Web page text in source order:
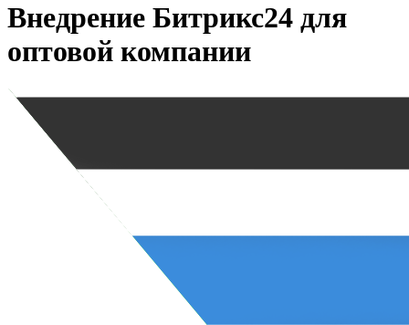
Внедрение Битрикс24 для
оптовой компании